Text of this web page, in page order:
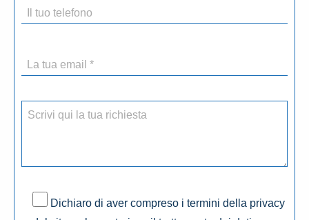
Dichiaro di aver compreso i termini della privacy